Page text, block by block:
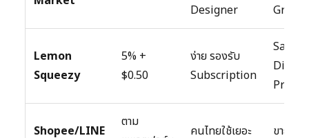
Designer
Lemon
Squeezy
5% +
$0.50
ง่าย รองรับ
Subscription
SaaS,
Digital
Shopee/LINE
ตาม
คนไทยใช้เยอะ ขายใน